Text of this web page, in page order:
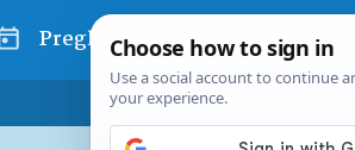
Pregled dana